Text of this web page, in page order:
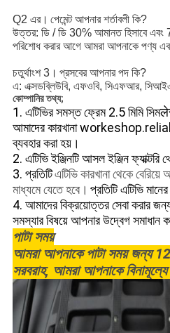
Q2 এর। পেমেন্ট আপনার শর্তাবলী কি?
উত্তর: ডি / ডি 30% আমানত হিসাবে
পরিশোধ করার আগে আমরা আপনাকে পণ্য
চতুর্থাংশ 3। প্রসবের আপনার পদ কি?
এ: এক্সডব্লিউবি, এফওবি, সিএফআর,
কোম্পানির তথ্য;
1. এটিভির সমস্ত ফ্রেম 2.5 মিমি
আমাদের কারখানা
ব্যবহার করা হয়।
2. এটিভি ইঞ্জিনটি আসল ইঞ্জিন ফ্যাক্টরি
3. প্রতিটিএটিভি কারখানা থেকে
মাধ্যমে যেতে হবে। প্রতিটি এটিভি
4. আমাদেরবিক্রয়োত্তর সেবাকরার
সমস্যার বিষয়ে আপনার উদ্বেগ সমাধান
পাটা সময়
আমরা আপনাকে পাটা সময় জন্য
সরবরাহ, আমরা আপনাকে